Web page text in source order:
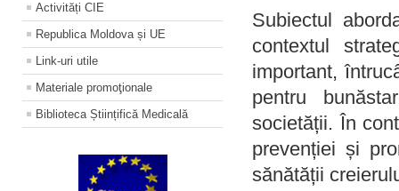
Activități CIE
Republica Moldova și UE
Link-uri utile
Materiale promoţionale
Biblioteca Științifică Medicală
Subiectul
contextul
important,
pentru
societății. În
prevenției și
sănătății